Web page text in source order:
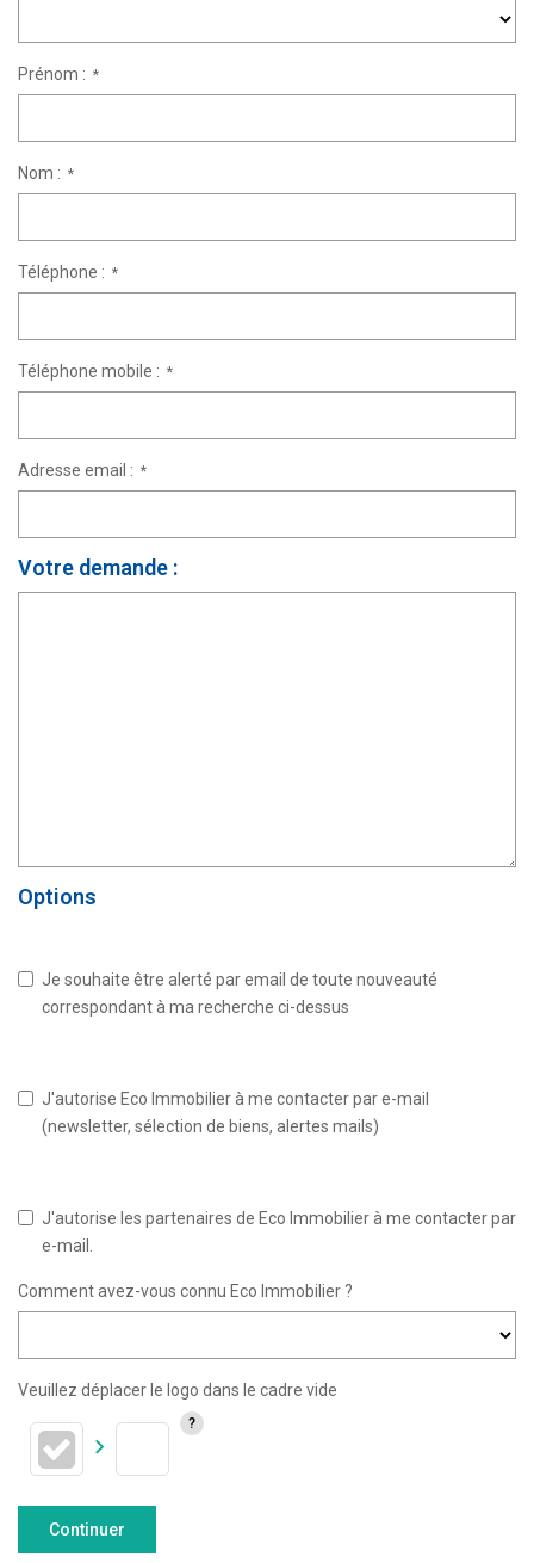
CONTACT
Prénom : *
Nom : *
Téléphone : *
Téléphone mobile : *
Adresse email : *
Votre demande :
Options
Je souhaite être alerté par email de toute nouveauté
correspondant à ma recherche ci-dessus
J'autorise Eco Immobilier à me contacter par e-mail
(newsletter, sélection de biens, alertes mails)
J'autorise les partenaires de Eco Immobilier à me contacter par
e-mail.
Comment avez-vous connu Eco Immobilier ?
Veuillez déplacer le logo dans le cadre vide
Continuer